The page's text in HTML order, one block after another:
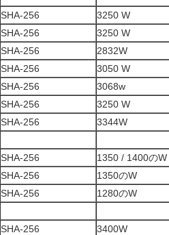
SHA-256
3250 W
SHA-256
3250 W
SHA-256
2832W
SHA-256
3050 W
SHA-256
3068w
SHA-256
3250 W
SHA-256 3344W
SHA-256
1350 / 1400のW
SHA-256
1350のW
SHA-256 1280のW
SHA-256 3400W